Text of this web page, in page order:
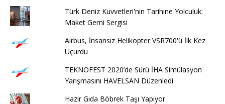
Türk Deniz Kuvvetleri'nin Tarihine Yolculuk:
Maket Gemi Sergisi
Airbus, İnsansız Helikopter VSR700'ü İlk Kez
Uçurdu
TEKNOFEST 2020’de Sürü İHA Simülasyon
Yarışmasını HAVELSAN Düzenledi
Hazır Gıda Böbrek Taşı Yapıyor